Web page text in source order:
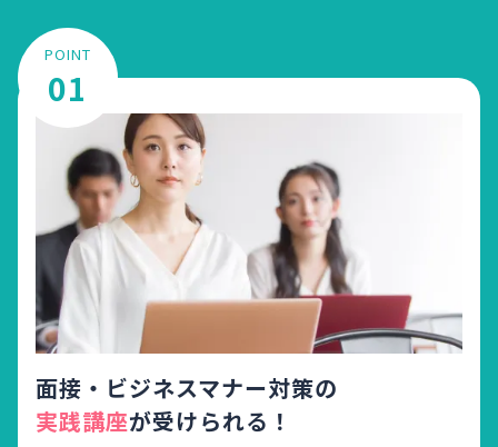
POINT
01
面接・ビジネスマナー対策の
実践講座が受けられる！